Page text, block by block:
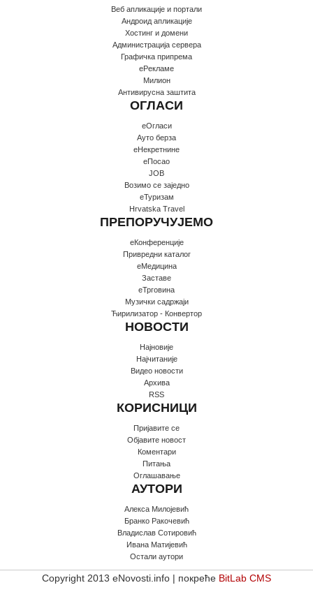
Веб апликације и портали
Андроид апликације
Хостинг и домени
Администрација сервера
Графичка припрема
еРекламе
Милион
Антивирусна заштита
ОГЛАСИ
еОгласи
Ауто берза
еНекретнине
еПосао
JOB
Возимо се заједно
еТуризам
Hrvatska Travel
ПРЕПОРУЧУЈЕМО
еКонференције
Привредни каталог
еМедицина
Заставе
еТрговина
Музички садржаји
Ћирилизатор - Конвертор
НОВОСТИ
Најновије
Најчитаније
Видео новости
Архива
RSS
КОРИСНИЦИ
Пријавите се
Oбјавите новост
Коментари
Питања
Оглашавање
АУТОРИ
Алекса Милојевић
Бранко Ракочевић
Владислав Сотировић
Ивана Матијевић
Остали аутори
Copyright 2013 eNovosti.info | покреће BitLab CMS